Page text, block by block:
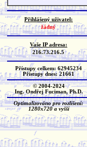
Přihlášený uživatel:
žádný
Vaše IP adresa:
216.73.216.5
Přístupy celkem: 62945234
Přístupy dnes: 21661
© 2004-2024
Ing. Ondřej Fuciman, Ph.D.
Optimalizováno pro rozlišení:
1280x720 a vyšší